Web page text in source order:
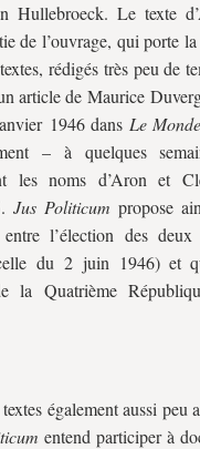
Hullebroeck. Le texte
de l’ouvrage, qui porte
rédigés très peu de
article de Maurice
1946 dans Le
– à quelques
les noms d’Aron et
Jus Politicumpropose
l’élection des deux
du 2 juin 1946) et
la Quatrième
également aussi peu
entend participer à